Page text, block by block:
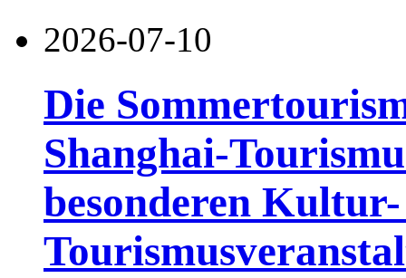
2026-07-10
Die
Shanghai-
besonderen